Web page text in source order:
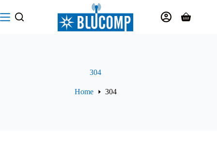
al
contenuto
Carrello
304
Home 304